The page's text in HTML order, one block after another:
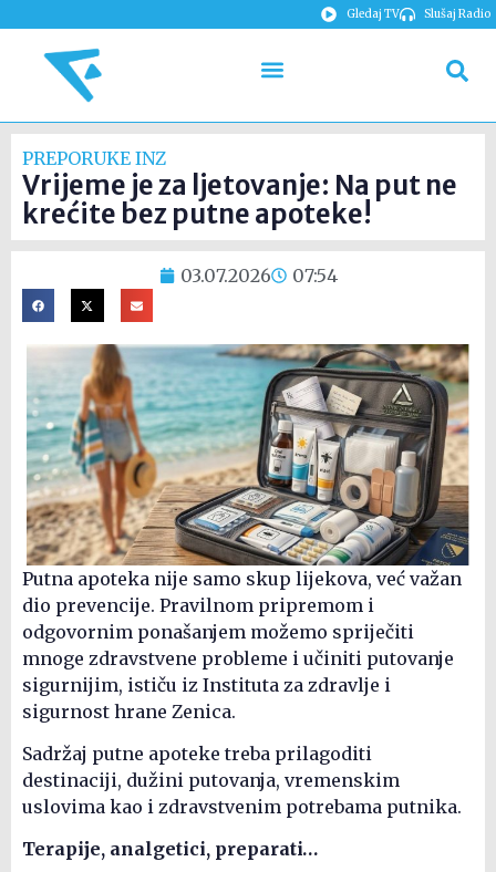
Gledaj TV Slušaj Radio
PREPORUKE INZ
Vrijeme je za ljetovanje: Na put ne
krećite bez putne apoteke!
03.07.2026 07:54
Putna apoteka nije samo skup lijekova, već važan
dio prevencije. Pravilnom pripremom i
odgovornim ponašanjem možemo spriječiti
mnoge zdravstvene probleme i učiniti putovanje
sigurnijim, ističu iz Instituta za zdravlje i
sigurnost hrane Zenica.
Sadržaj putne apoteke treba prilagoditi
destinaciji, dužini putovanja, vremenskim
uslovima kao i zdravstvenim potrebama putnika.
Terapije, analgetici, preparati…